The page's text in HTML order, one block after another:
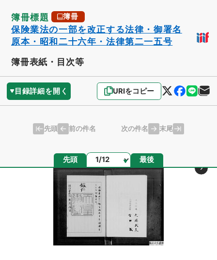
簿冊標題 簿冊
保険業法の一部を改正する法律・御署名
原本・昭和二十六年・法律第二一五号
簿冊表紙・目次等
目録詳細を開く URIをコピー
先頭 前の件名 次の件名 末尾
先頭 ページ 最後